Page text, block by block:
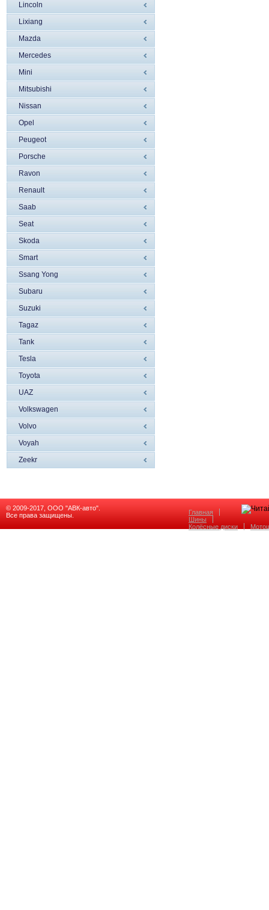
Lincoln
Liхiang
Mazda
Mercedes
Mini
Mitsubishi
Nissan
Opel
Peugeot
Porsche
Ravon
Renault
Saab
Seat
Skoda
Smart
Ssang Yong
Subaru
Suzuki
Tagaz
Tank
Tesla
Toyota
UAZ
Volkswagen
Volvo
Voyah
Zeekr
© 2009-2017, ООО "АВК-авто".
Все права защищены.
Главная
Шины
Колёсные диски